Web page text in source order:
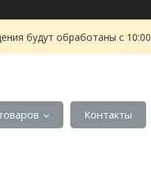
будут обработаны с
Контакты